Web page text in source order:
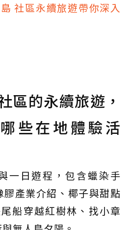
社區永續旅遊帶你深入
區的永續旅遊，
些在地體驗活
一日遊程，包含蠟染手
產業介紹、椰子與甜點
船穿越紅樹林、找小章